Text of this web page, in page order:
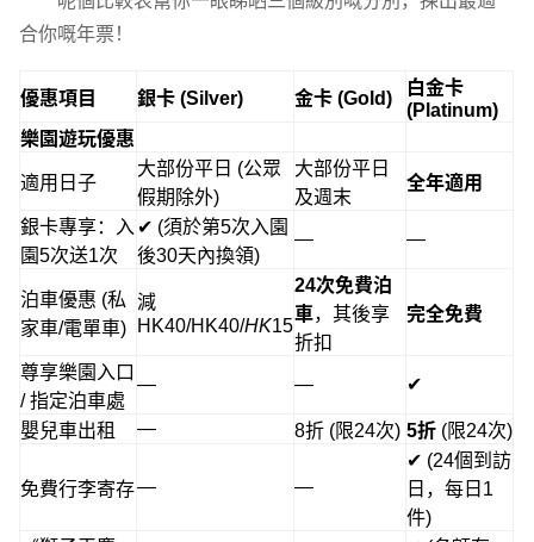
合你嘅年票！
優惠項目 銀卡 (Silver) 金卡 (Gold)
白金卡
(Platinum)
樂園遊玩優惠
適用日子
大部份平日 (公眾
假期除外)
大部份平日
及週末
全年適用
銀卡專享：入
園5次送1次
✔ (須於第5次入園
後30天內換領)
— —
泊車優惠 (私
家車/電單車)
減
HK40/HK40/HK15
24次免費泊
車，其後享
折扣
完全免費
尊享樂園入口
/ 指定泊車處
— — ✔
嬰兒車出租 — 8折 (限24次) 5折 (限24次)
免費行李寄存— —
✔ (24個到訪
日，每日1
件)